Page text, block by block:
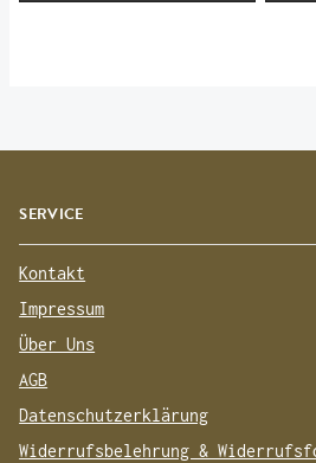
SERVICE
Kontakt
Impressum
Über Uns
AGB
Datenschutzerklärung
Widerrufsbelehrung &